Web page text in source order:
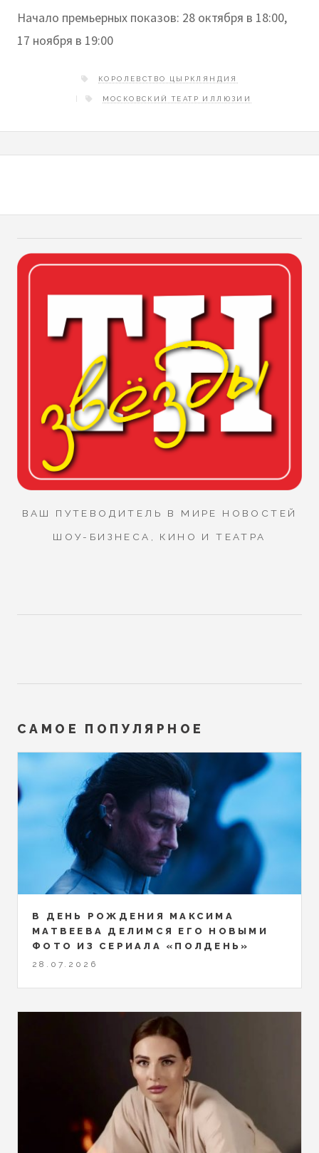
Начало премьерных показов: 28 октября в 18:00,
17 ноября в 19:00
КОРОЛЕВСТВО ЦЫРКЛЯНДИЯ
МОСКОВСКИЙ ТЕАТР ИЛЛЮЗИИ
ВАШ ПУТЕВОДИТЕЛЬ В МИРЕ НОВОСТЕЙ
ШОУ-БИЗНЕСА, КИНО И ТЕАТРА
САМОЕ ПОПУЛЯРНОЕ
В ДЕНЬ РОЖДЕНИЯ МАКСИМА
МАТВЕЕВА ДЕЛИМСЯ ЕГО НОВЫМИ
ФОТО ИЗ СЕРИАЛА «ПОЛДЕНЬ»
28.07.2026